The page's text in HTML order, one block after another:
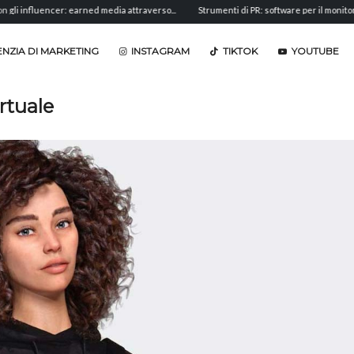
earned media attraverso... Strumenti di PR: software per il monitoraggio,...
DI MARKETING INSTAGRAM TIKTOK YOUTUBE